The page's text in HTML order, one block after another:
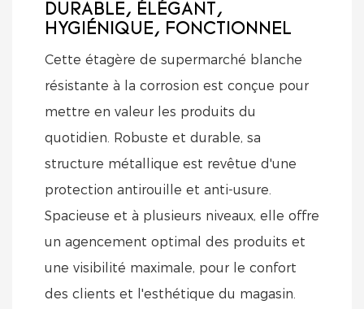
DURABLE, ÉLÉGANT,
HYGIÉNIQUE, FONCTIONNEL
Cette étagère de supermarché blanche
résistante à la corrosion est conçue pour
mettre en valeur les produits du
quotidien. Robuste et durable, sa
structure métallique est revêtue d'une
protection antirouille et anti-usure.
Spacieuse et à plusieurs niveaux, elle offre
un agencement optimal des produits et
une visibilité maximale, pour le confort
des clients et l'esthétique du magasin.